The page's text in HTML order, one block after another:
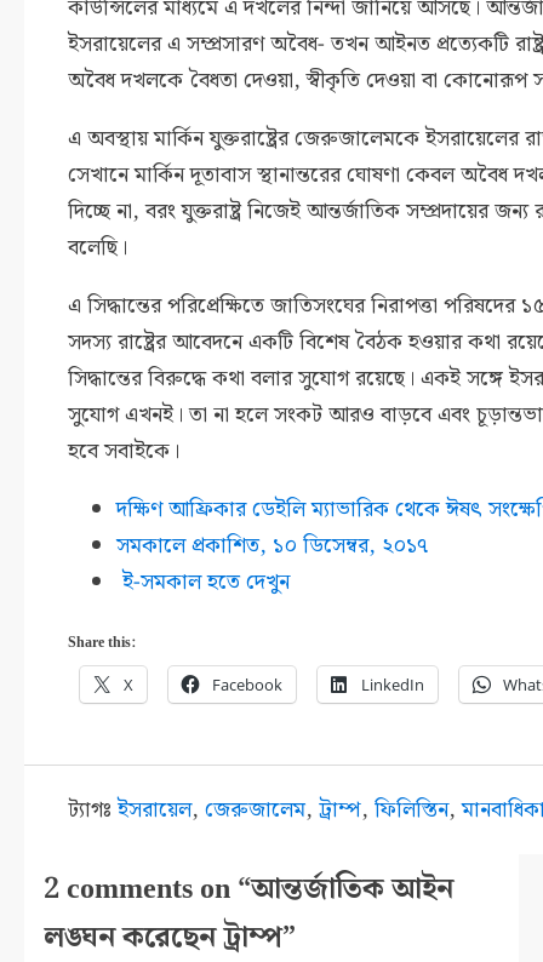
কাউন্সিলের মাধ্যমে এ দখলের নিন্দা জানিয়ে আসছে।
ইসরায়েলের এ সম্প্রসারণ অবৈধ- তখন আইনত প্রত্যেকটি
অবৈধ দখলকে বৈধতা দেওয়া, স্বীকৃতি দেওয়া বা কোনোরূপ
এ অবস্থায় মার্কিন যুক্তরাষ্ট্রের জেরুজালেমকে ইসরায়েলের
সেখানে মার্কিন দূতাবাস স্থানান্তরের ঘোষণা কেবল অবৈধ
দিচ্ছে না, বরং যুক্তরাষ্ট্র নিজেই আন্তর্জাতিক
বলেছি।
এ সিদ্ধান্তের পরিপ্রেক্ষিতে জাতিসংঘের নিরাপত্তা
সদস্য রাষ্ট্রের আবেদনে একটি বিশেষ বৈঠক হওয়ার কথা
সিদ্ধান্তের বিরুদ্ধে কথা বলার সুযোগ রয়েছে। একই সঙ্গে
সুযোগ এখনই। তা না হলে সংকট আরও বাড়বে এবং
হবে সবাইকে।
দক্ষিণ আফ্রিকার ডেইলি ম্যাভারিক থেকে ঈষৎ
সমকালে প্রকাশিত, ১০ ডিসেম্বর, ২০১৭
ই-সমকাল হতে দেখুন
Share this:
X Facebook LinkedIn
ট্যাগঃইসরায়েল, জেরুজালেম, ট্রাম্প, ফিলিস্তিন,
2 comments on “আন্তর্জাতিক আইন
লঙ্ঘন করেছেন ট্রাম্প”